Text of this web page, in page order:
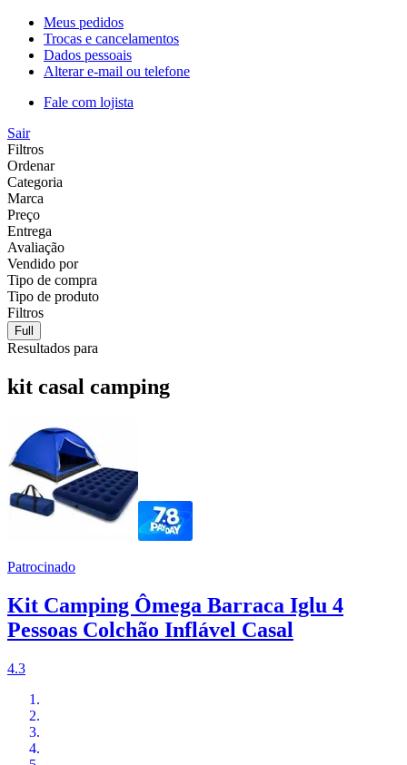
Meus pedidos
Trocas e cancelamentos
Dados pessoais
Alterar e-mail ou telefone
Fale com lojista
Sair
Filtros
Ordenar
Categoria
Marca
Preço
Entrega
Avaliação
Vendido por
Tipo de compra
Tipo de produto
Filtros
Full
Resultados para
kit casal camping
Patrocinado
Kit Camping Ômega Barraca Iglu 4
Pessoas Colchão Inflável Casal
4.3